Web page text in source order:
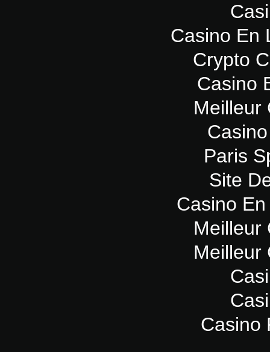
Casino En
Crypto
Casino
Meilleur
Paris
Site
Casino
Meilleur
Meilleur
Casino